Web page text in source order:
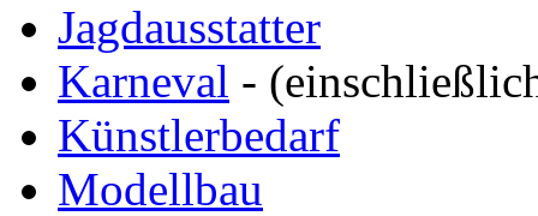
Jagdausstatter
Karneval -
Künstlerbedarf
Modellbau